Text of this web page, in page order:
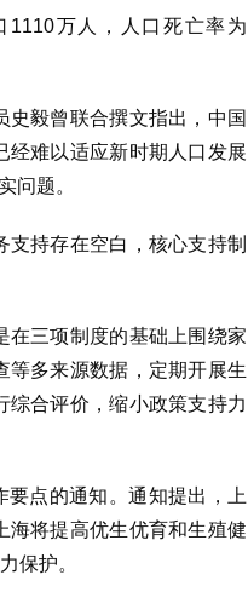
万人，人口死亡率为
史毅曾联合撰文指出，中国
经难以适应新时期人口发展
问题。
持存在空白，核心支持制
在三项制度的基础上围绕家
等多来源数据，定期开展生
合评价，缩小政策支持力
点的通知。通知提出，上
海将提高优生优育和生殖健
保护。